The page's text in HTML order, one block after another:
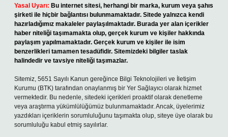
Yasal Uyarı: Bu internet sitesi, herhangi bir marka, kurum veya şahıs
şirketi ile hiçbir bağlantısı bulunmamaktadır. Sitede yalnızca kendi
hazırladığımız makaleler paylaşılmaktadır. Burada yer alan içerikler
haber niteliği taşımamakta olup, gerçek kurum ve kişiler hakkında
paylaşım yapılmamaktadır. Gerçek kurum ve kişiler ile isim
benzerlikleri tamamen tesadüfidir. Sitemizdeki bilgiler taslak
halindedir ve tavsiye niteliği taşımazlar.
Sitemiz, 5651 Sayılı Kanun gereğince Bilgi Teknolojileri ve İletişim
Kurumu (BTK) tarafından onaylanmış bir Yer Sağlayıcı olarak hizmet
vermektedir. Bu nedenle, sitedeki içerikleri proaktif olarak denetleme
veya araştırma yükümlülüğümüz bulunmamaktadır. Ancak, üyelerimiz
yazdıkları içeriklerin sorumluluğunu taşımakta olup, siteye üye olarak bu
sorumluluğu kabul etmiş sayılırlar.